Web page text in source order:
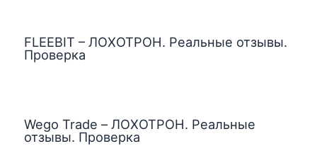
FLEEBIT – ЛОХОТРОН. Реальные отзывы.
Проверка
Wego Trade – ЛОХОТРОН. Реальные
отзывы. Проверка